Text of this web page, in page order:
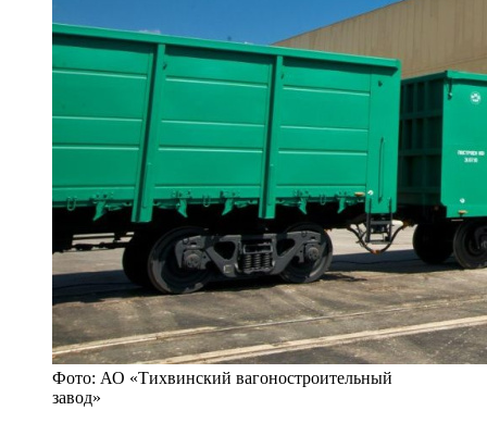
Фото: АО «Тихвинский вагоностроительный
завод»